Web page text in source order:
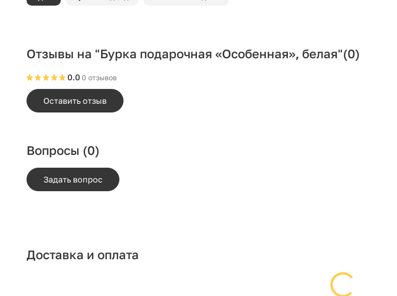
Отзывы на "Бурка подарочная «Особенная», белая"(0)
0 отзывов
0.0
Оставить отзыв
Вопросы (0)
Задать вопрос
Доставка и оплата